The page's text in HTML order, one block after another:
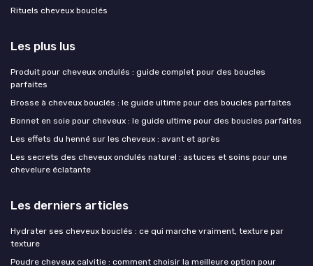
Rituels cheveux bouclés
Les plus lus
Produit pour cheveux ondulés : guide complet pour des boucles
parfaites
Brosse à cheveux bouclés : le guide ultime pour des boucles parfaites
Bonnet en soie pour cheveux : le guide ultime pour des boucles parfaites
Les effets du henné sur les cheveux : avant et après
Les secrets des cheveux ondulés naturel : astuces et soins pour une
chevelure éclatante
Les derniers articles
Hydrater ses cheveux bouclés : ce qui marche vraiment, texture par
texture
Poudre cheveux calvitie : comment choisir la meilleure option pour